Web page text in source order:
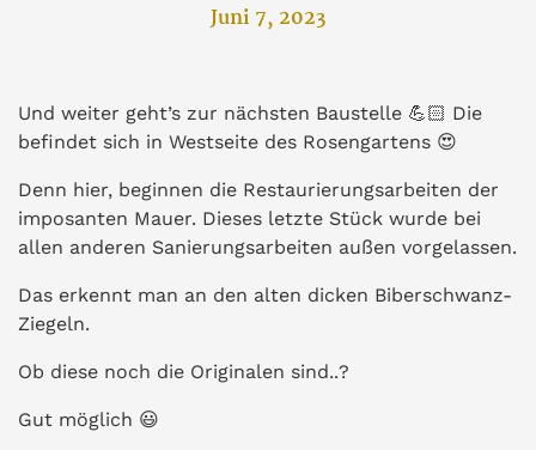
Juni 7, 2023
Und weiter geht’s zur nächsten Baustelle 💪🏻 Die
befindet sich in Westseite des Rosengartens 😍
Denn hier, beginnen die Restaurierungsarbeiten der
imposanten Mauer. Dieses letzte Stück wurde bei
allen anderen Sanierungsarbeiten außen vorgelassen.
Das erkennt man an den alten dicken Biberschwanz-
Ziegeln.
Ob diese noch die Originalen sind..?
Gut möglich 😃